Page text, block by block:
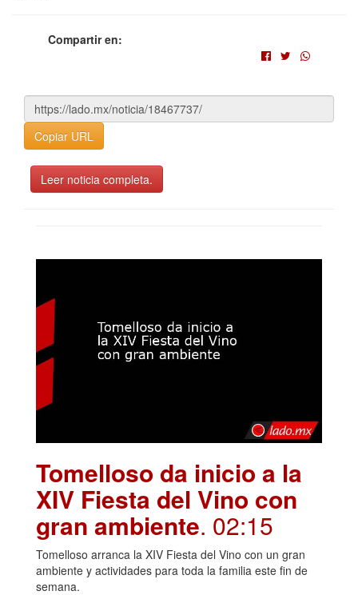
Compartir en:
Copiar URL
Leer noticia completa.
Tomelloso da inicio a la
XIV Fiesta del Vino con
gran ambiente. 02:15
Tomelloso arranca la XIV Fiesta del Vino con un gran
ambiente y actividades para toda la familia este fin de
semana.